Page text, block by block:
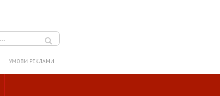
УМОВИ РЕКЛАМИ